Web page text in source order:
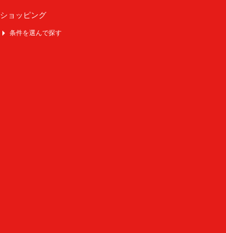
ショッピング
条件を選んで探す